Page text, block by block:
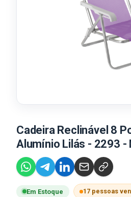
Cadeira Reclinável 8
Alumínio Lilás - 2293 -
Em Estoque 17 pessoas